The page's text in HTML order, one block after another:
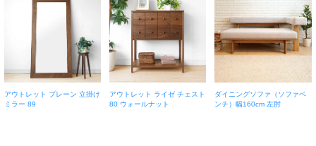
アウトレット プレーン 立掛け
ミラー 89
アウトレット ライゼ チェスト
80 ウォールナット
ダイニングソファ（ソファベ
ンチ）幅160cm 左肘